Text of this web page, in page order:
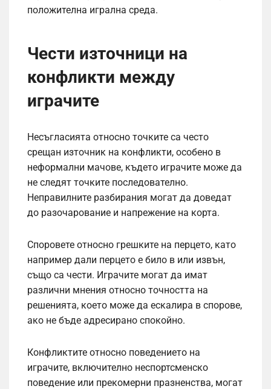
положителна игрална среда.
Чести източници на
конфликти между
играчите
Несъгласията относно точките са често
срещан източник на конфликти, особено в
неформални мачове, където играчите може да
не следят точките последователно.
Неправилните разбирания могат да доведат
до разочарование и напрежение на корта.
Споровете относно грешките на перцето, като
например дали перцето е било в или извън,
също са чести. Играчите могат да имат
различни мнения относно точността на
решенията, което може да ескалира в спорове,
ако не бъде адресирано спокойно.
Конфликтите относно поведението на
играчите, включително неспортсменско
поведение или прекомерни празненства, могат